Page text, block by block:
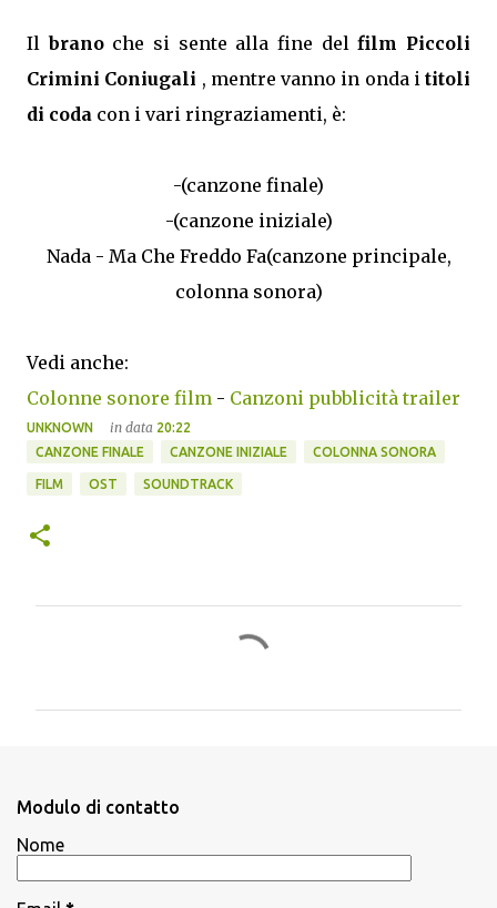
Ilbranoche si sente alla fine delfilm Piccoli
Crimini Coniugali , mentre vanno in onda i titoli
di coda con i vari ringraziamenti, è:
-(canzone finale)
-(canzone iniziale)
Nada - Ma Che Freddo Fa(canzone principale,
colonna sonora)
Vedi anche:
Colonne sonore film - Canzoni pubblicità trailer
UNKNOWN in data 20:22
CANZONE FINALE
CANZONE INIZIALE COLONNA SONORA
FILM OST SOUNDTRACK
i
Modulo di contatto
Nome